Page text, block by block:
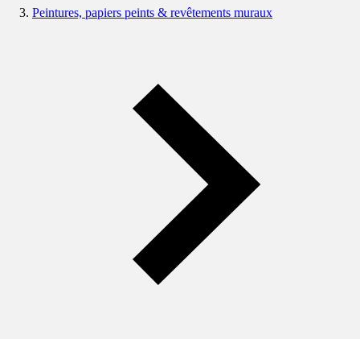
Peintures, papiers peints & revêtements muraux